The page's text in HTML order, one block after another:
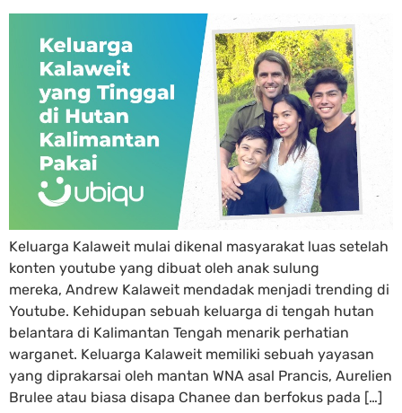
Keluarga Kalaweit mulai dikenal masyarakat luas setelah
konten youtube yang dibuat oleh anak sulung
mereka, Andrew Kalaweit mendadak menjadi trending di
Youtube. Kehidupan sebuah keluarga di tengah hutan
belantara di Kalimantan Tengah menarik perhatian
warganet. Keluarga Kalaweit memiliki sebuah yayasan
yang diprakarsai oleh mantan WNA asal Prancis, Aurelien
Brulee atau biasa disapa Chanee dan berfokus pada […]